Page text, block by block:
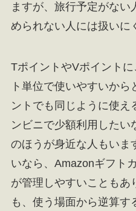
ますが、旅行予定がない
められない人には扱いに
TポイントやVポイント
ト単位で使いやすいか
ントでも同じように使え
ンビニで少額利用したい
のほうが身近な人もいま
いなら、Amazonギフト
が管理しやすいこともあ
も、使う場面から逆算す